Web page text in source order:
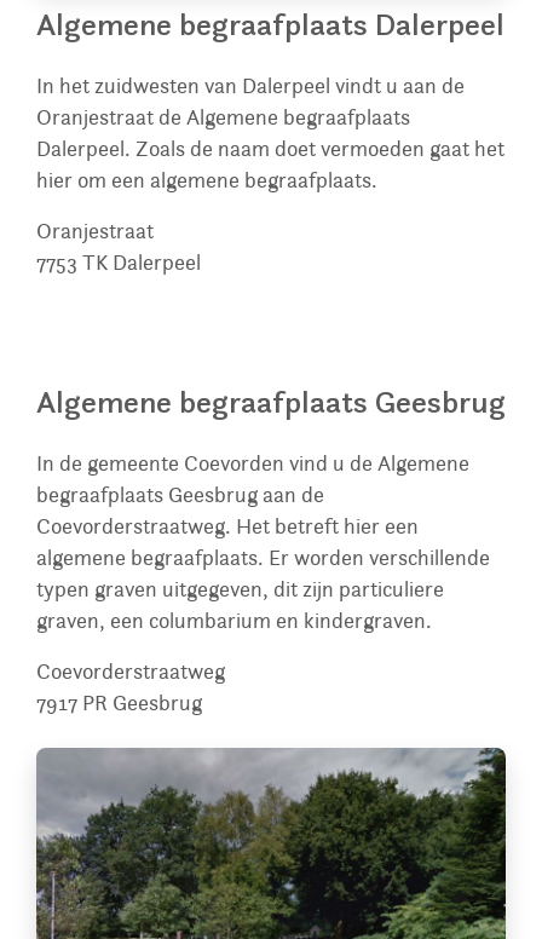
Algemene begraafplaats Dalerpeel
In het zuidwesten van Dalerpeel vindt u aan de
Oranjestraat de Algemene begraafplaats
Dalerpeel. Zoals de naam doet vermoeden gaat het
hier om een algemene begraafplaats.
Oranjestraat
7753 TK Dalerpeel
Algemene begraafplaats Geesbrug
In de gemeente Coevorden vind u de Algemene
begraafplaats Geesbrug aan de
Coevorderstraatweg. Het betreft hier een
algemene begraafplaats. Er worden verschillende
typen graven uitgegeven, dit zijn particuliere
graven, een columbarium en kindergraven.
Coevorderstraatweg
7917 PR Geesbrug